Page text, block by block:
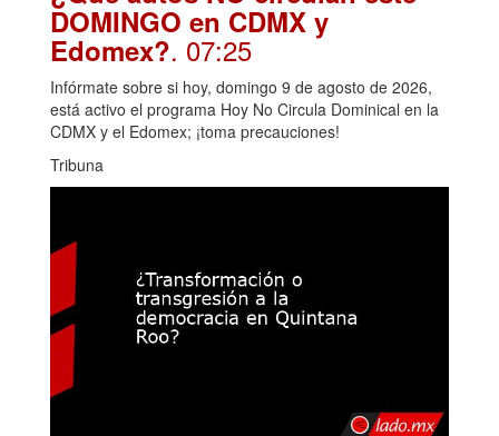
DOMINGO en CDMX y
Edomex?. 07:25
Infórmate sobre si hoy, domingo 9 de agosto de 2026,
está activo el programa Hoy No Circula Dominical en la
CDMX y el Edomex; ¡toma precauciones!
Tribuna